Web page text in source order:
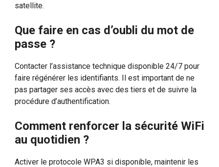
satellite.
Que faire en cas d’oubli du mot de
passe ?
Contacter l’assistance technique disponible 24/7 pour
faire régénérer les identifiants. Il est important de ne
pas partager ses accès avec des tiers et de suivre la
procédure d’authentification.
Comment renforcer la sécurité WiFi
au quotidien ?
Activer le protocole WPA3 si disponible, maintenir les